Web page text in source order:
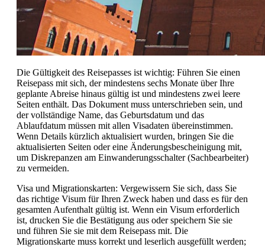
Die Gültigkeit des Reisepasses ist wichtig: Führen Sie einen
Reisepass mit sich, der mindestens sechs Monate über Ihre
geplante Abreise hinaus gültig ist und mindestens zwei leere
Seiten enthält. Das Dokument muss unterschrieben sein, und
der vollständige Name, das Geburtsdatum und das
Ablaufdatum müssen mit allen Visadaten übereinstimmen.
Wenn Details kürzlich aktualisiert wurden, bringen Sie die
aktualisierten Seiten oder eine Änderungsbescheinigung mit,
um Diskrepanzen am Einwanderungsschalter (Sachbearbeiter)
zu vermeiden.
Visa und Migrationskarten: Vergewissern Sie sich, dass Sie
das richtige Visum für Ihren Zweck haben und dass es für den
gesamten Aufenthalt gültig ist. Wenn ein Visum erforderlich
ist, drucken Sie die Bestätigung aus oder speichern Sie sie
und führen Sie sie mit dem Reisepass mit. Die
Migrationskarte muss korrekt und leserlich ausgefüllt werden;